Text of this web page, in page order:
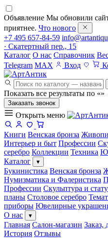
Объявление Мы обновили
приятнее. Что нового
+7 495 657-84-59
· Скатертный пер., 15
Каталог О нас Справочник
Telegram MAX Вход
Показать все результаты по «»
Заказать звонок
Открыть меню
Книги Венская бронза
Интерьер и быт Профессии
серебро Коллекции Техника
Каталог
▾
Букинистика Венская бронза
Нумизматика и Фалеристика
Профессии Скульптура и
планы Столовое серебро
приборы Ювелирные
О нас
▾
Главная Салон-магазин Заказ,
История Отзывы